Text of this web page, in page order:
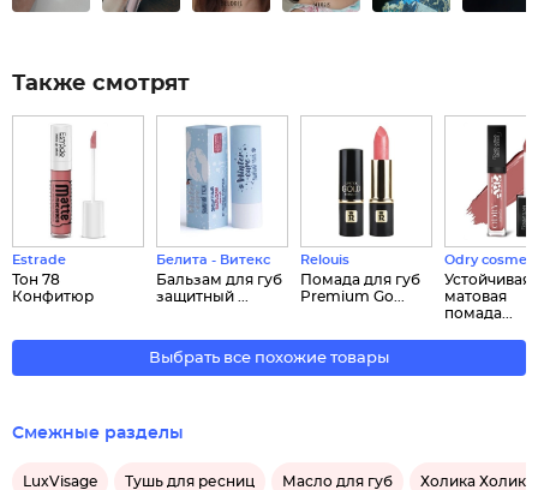
Также смотрят
Estrade
Тон 78
Конфитюр
Белита - Витекс
Бальзам для губ
защитный ...
Relouis
Помада для губ
Premium Go...
Odry
Устойчивая
матовая
помада...
Выбрать все похожие товары
Смежные разделы
LuxVisage Тушь для ресниц Масло для губ Холика Холика